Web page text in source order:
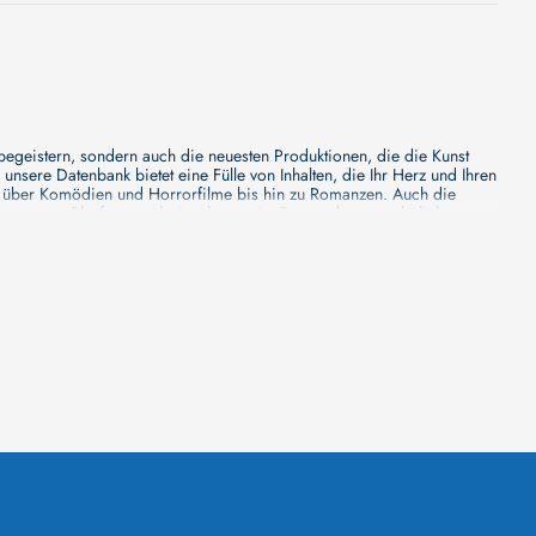
sondern auch die neuesten Produktionen, die die Kunst
Datenbank bietet eine Fülle von Inhalten, die Ihr Herz und Ihren
Komödien und Horrorfilme bis hin zu Romanzen. Auch die
unsere Plattform mehr ist als nur ein Ort, an dem man beliebte
den Mainstream-Medien oft nicht gewürdigt werden. Aus diesem
faszinierenderen Erlebnis macht. Wir laden Sie ein, unsere
gemütlichen Kinos erleben möchten, in unserer